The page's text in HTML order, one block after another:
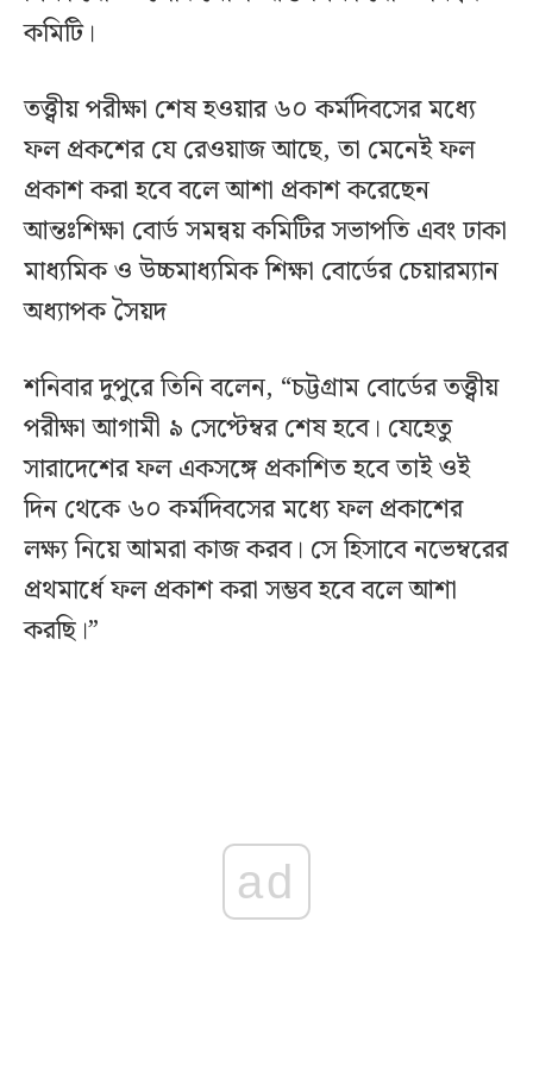
কমিটি।
তত্ত্বীয় পরীক্ষা শেষ হওয়ার ৬০ কর্মদিবসের মধ্যে
ফল প্রকশের যে রেওয়াজ আছে, তা মেনেই ফল
প্রকাশ করা হবে বলে আশা প্রকাশ করেছেন
আন্তঃশিক্ষা বোর্ড সমন্বয় কমিটির সভাপতি এবং ঢাকা
মাধ্যমিক ও উচ্চমাধ্যমিক শিক্ষা বোর্ডের চেয়ারম্যান
অধ্যাপক সৈয়দ
শনিবার দুপুরে তিনি বলেন, “চট্টগ্রাম বোর্ডের তত্ত্বীয়
পরীক্ষা আগামী ৯ সেপ্টেম্বর শেষ হবে। যেহেতু
সারাদেশের ফল একসঙ্গে প্রকাশিত হবে তাই ওই
দিন থেকে ৬০ কর্মদিবসের মধ্যে ফল প্রকাশের
লক্ষ্য নিয়ে আমরা কাজ করব। সে হিসাবে নভেম্বরের
প্রথমার্ধে ফল প্রকাশ করা সম্ভব হবে বলে আশা
করছি।”
ad